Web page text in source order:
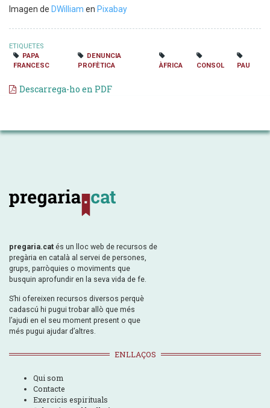
Imagen de DWilliam en Pixabay
ETIQUETES
PAPA
FRANCESC
DENUNCIA
PROFÈTICA
ÀFRICA CONSOL PAU
Descarrega-ho en PDF
pregaria.cat és un lloc web de recursos de
pregària en català al servei de persones,
grups, parròquies o moviments que
busquin aprofundir en la seva vida de fe.
S’hi ofereixen recursos diversos perquè
cadascú hi pugui trobar allò que més
l’ajudi en el seu moment present o que
més pugui ajudar d’altres.
ENLLAÇOS
Qui som
Contacte
Exercicis espirituals